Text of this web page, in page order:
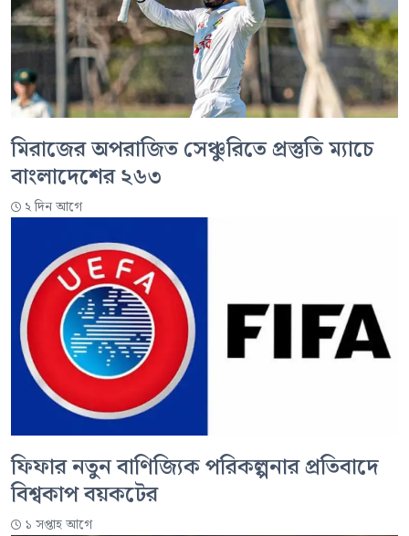
মিরাজের অপরাজিত সেঞ্চুরিতে প্রস্তুতি ম্যাচে
বাংলাদেশের ২৬৩
২ দিন আগে
ফিফার নতুন বাণিজ্যিক পরিকল্পনার প্রতিবাদে
বিশ্বকাপ বয়কটের
১ সপ্তাহ আগে